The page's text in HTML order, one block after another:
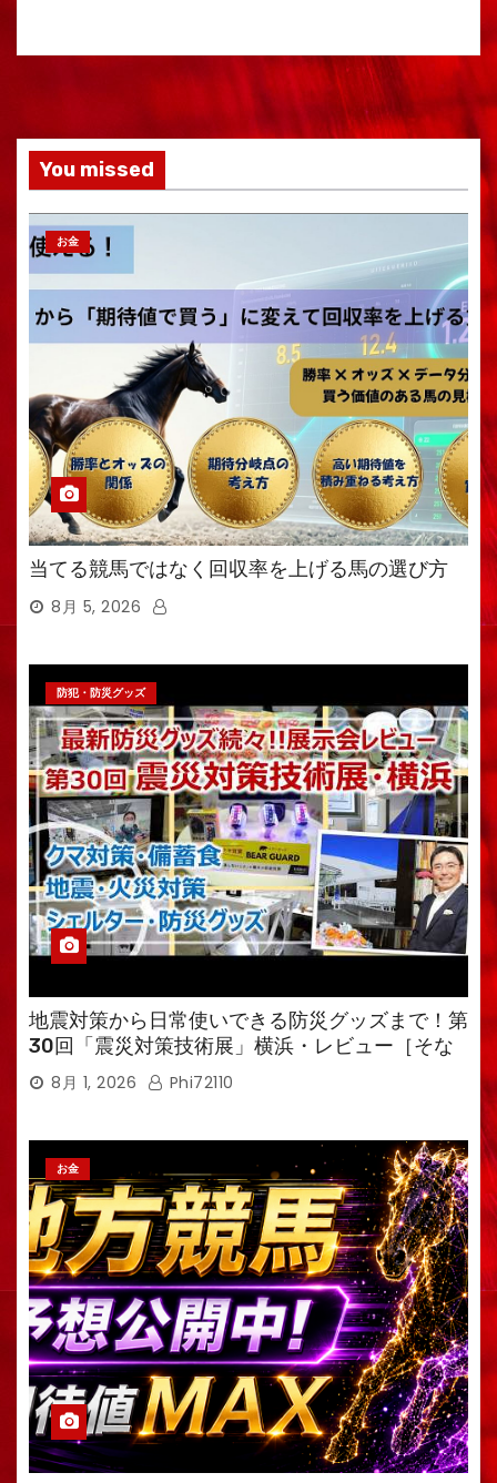
You missed
お金
当てる競馬ではなく回収率を上げる馬の選び方
8月 5, 2026
防犯・防災グッズ
地震対策から日常使いできる防災グッズまで！第
30回「震災対策技術展」横浜・レビュー［そな
えるTV・高荷智也］
8月 1, 2026 Phi72110
お金